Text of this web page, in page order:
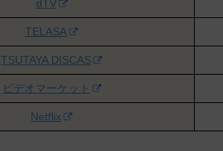
dTV
TELASA
TSUTAYA DISCAS
ビデオマーケット
Netflix